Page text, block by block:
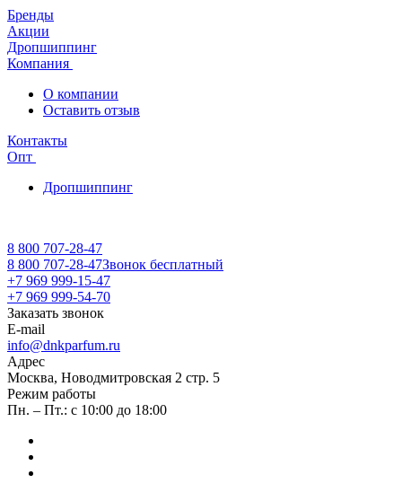
Бренды
Акции
Дропшиппинг
Компания
О компании
Оставить отзыв
Контакты
Опт
Дропшиппинг
8 800 707-28-47
8 800 707-28-47Звонок бесплатный
+7 969 999-15-47
+7 969 999-54-70
Заказать звонок
E-mail
info@dnkparfum.ru
Адрес
Москва, Новодмитровская 2 стр. 5
Режим работы
Пн. – Пт.: с 10:00 до 18:00